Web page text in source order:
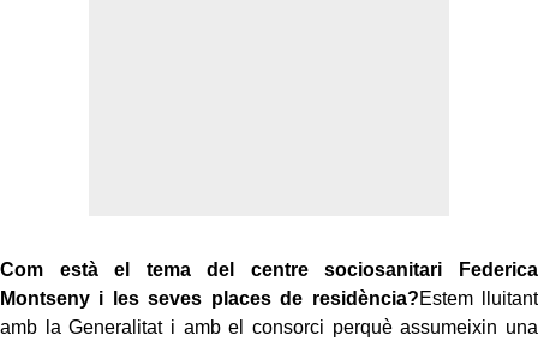
Com està el tema del centre sociosanitari Federica
Montseny i les seves places de residència?Estem lluitant
amb la Generalitat i amb el consorci perquè assumeixin una